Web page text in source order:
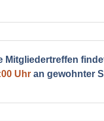
Mitgliedertreffen
Uhran gewohnter